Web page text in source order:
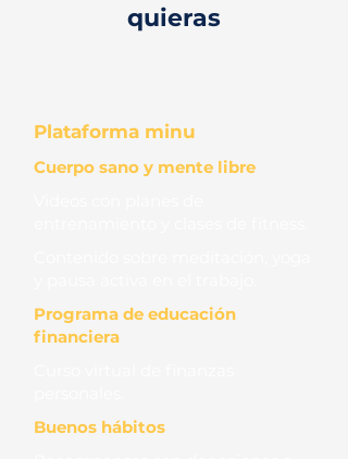
quieras
Plataforma minu
Cuerpo sano y mente libre
Programa de educación
financiera
Buenos hábitos